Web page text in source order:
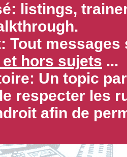
listings,
Tout
et hors sujets ...
Un topic
respecter les
afin de